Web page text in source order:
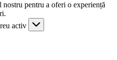
pentru a oferi o experiență
activ